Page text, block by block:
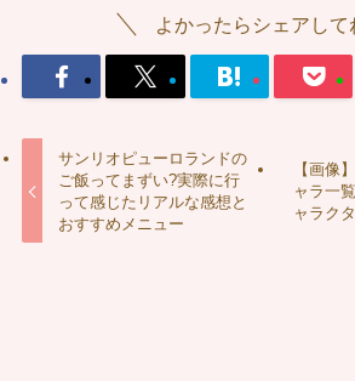
よかったらシェアして
サンリオピューロランドの
ご飯ってまずい?実際に行
って感じたリアルな感想と
おすすめメニュー
【画像
ャラ一
ャラク